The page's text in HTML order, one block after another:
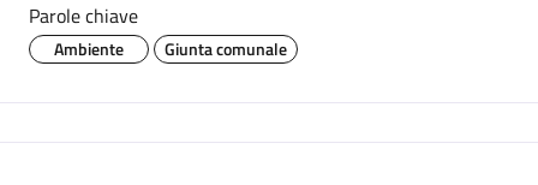
Parole chiave
Ambiente Giunta comunale